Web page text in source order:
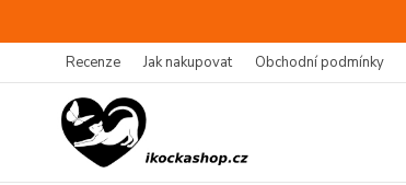
Recenze Jak nakupovat Obchodní podmínky